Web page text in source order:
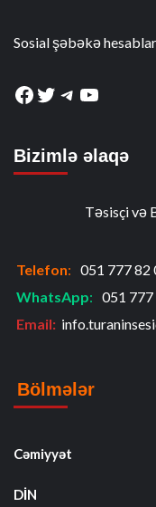
Sosial şəbəkə
Facebook
Twitter
Telegram
YouTube
Bizimlə əlaqə
Təsisçi və
Telefon: 051 777 82
WhatsApp: 051 777
Email:
Bölmələr
Cəmiyyət
DİN